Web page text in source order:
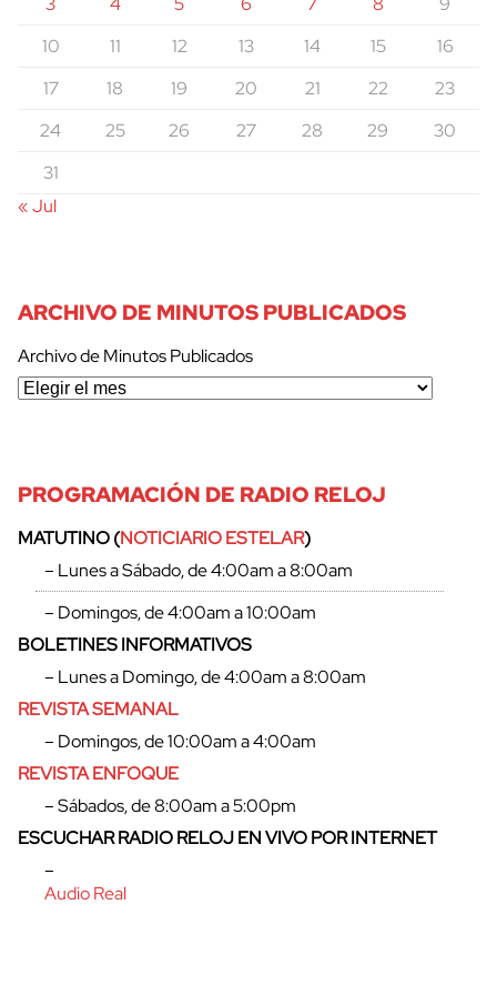
10
11 12 13 14 15
16
17
18 19 20 21 22
23
24
25 26 27 28 29
30
31
« Jul
ARCHIVO DE MINUTOS PUBLICADOS
Archivo de Minutos Publicados
PROGRAMACIÓN DE RADIO RELOJ
MATUTINO (NOTICIARIO ESTELAR)
– Lunes a Sábado, de 4:00am a 8:00am
– Domingos, de 4:00am a 10:00am
BOLETINES INFORMATIVOS
– Lunes a Domingo, de 4:00am a 8:00am
REVISTA SEMANAL
– Domingos, de 10:00am a 4:00am
REVISTA ENFOQUE
– Sábados, de 8:00am a 5:00pm
ESCUCHAR RADIO RELOJ EN VIVO POR INTERNET
–
Audio Real